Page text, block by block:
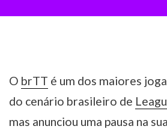
O brTT é um dos maiores
do cenário brasileiro de
mas anunciou uma pausa na